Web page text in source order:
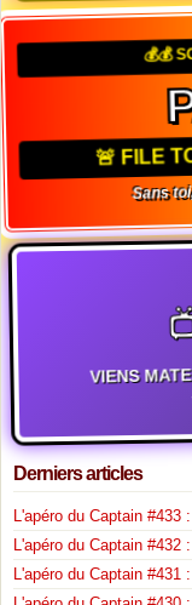
💰💰
🚨 FILE
Sans
VIENS
Derniers articles
L'apéro du Captain #433
L'apéro du Captain #432
L'apéro du Captain #431